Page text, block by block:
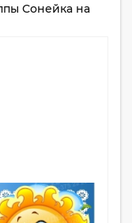
Сонейка на